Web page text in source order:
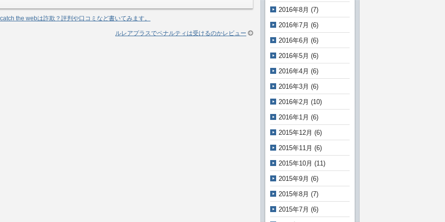
the webは詐欺？評判や口コミなど書いてみます。
ルレアプラスでペナルティは受けるのかレビュー
2016年8月 (7)
2016年7月 (6)
2016年6月 (6)
2016年5月 (6)
2016年4月 (6)
2016年3月 (6)
2016年2月 (10)
2016年1月 (6)
2015年12月 (6)
2015年11月 (6)
2015年10月 (11)
2015年9月 (6)
2015年8月 (7)
2015年7月 (6)